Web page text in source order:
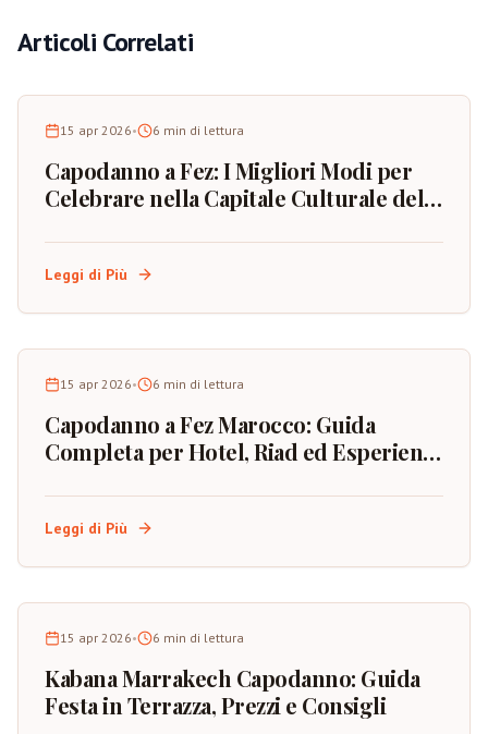
Articoli Correlati
15 apr 2026• 6 min di lettura
Capodanno a Fez: I Migliori Modi per
Celebrare nella Capitale Culturale del
Leggi di Più
15 apr 2026• 6 min di lettura
Capodanno a Fez Marocco: Guida
Completa per Hotel, Riad ed Esperienze
Leggi di Più
15 apr 2026• 6 min di lettura
Kabana Marrakech Capodanno: Guida
Festa in Terrazza, Prezzi e Consigli